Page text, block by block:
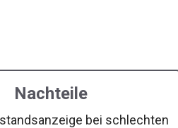
Nachteile
bei schlechten